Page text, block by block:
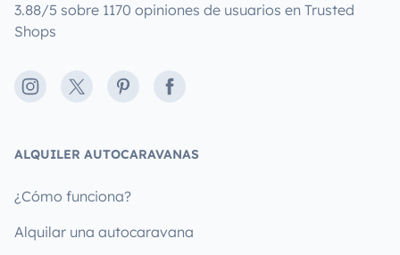
3.88/5 sobre 1170 opiniones de usuarios en Trusted
Shops
Instagram
X PinterestFacebook
ALQUILER AUTOCARAVANAS
¿Cómo funciona?
Alquilar una autocaravana